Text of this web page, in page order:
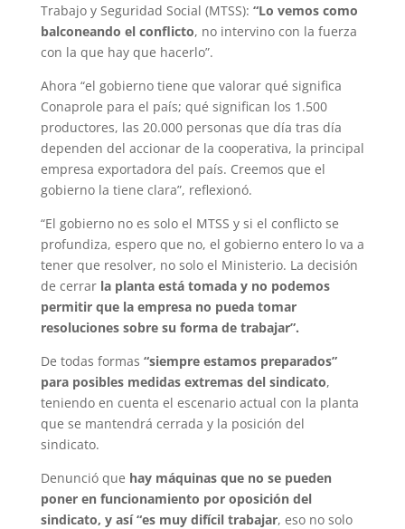
Trabajo y Seguridad Social (MTSS): “Lo vemos como
balconeando el conflicto, no intervino con la fuerza
con la que hay que hacerlo”.
Ahora “el gobierno tiene que valorar qué significa
Conaprole para el país; qué significan los 1.500
productores, las 20.000 personas que día tras día
dependen del accionar de la cooperativa, la principal
empresa exportadora del país. Creemos que el
gobierno la tiene clara”, reflexionó.
“El gobierno no es solo el MTSS y si el conflicto se
profundiza, espero que no, el gobierno entero lo va a
tener que resolver, no solo el Ministerio. La decisión
de cerrar la planta está tomada y no podemos
permitir que la empresa no pueda tomar
resoluciones sobre su forma de trabajar”.
De todas formas “siempre estamos preparados”
para posibles medidas extremas del sindicato,
teniendo en cuenta el escenario actual con la planta
que se mantendrá cerrada y la posición del
sindicato.
Denunció que hay máquinas que no se pueden
poner en funcionamiento por oposición del
sindicato, y así “es muy difícil trabajar, eso no solo